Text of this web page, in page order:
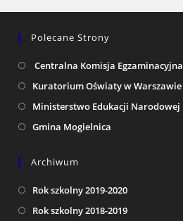
Polecane Strony
Centralna Komisja Egzaminacyjna
Kuratorium Oświaty w Warszawie
Ministerstwo Edukacji Narodowej
Gmina Mogielnica
Archiwum
Rok szkolny 2019-2020
Rok szkolny 2018-2019